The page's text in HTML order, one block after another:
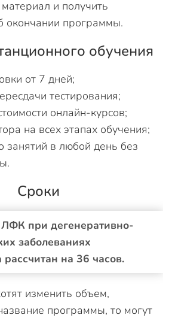
и получить
окончании программы.
обучения
от 7 дней;
тестирования;
онлайн-курсов;
на всех этапах обучения;
занятий в любой день без
Сроки
при дегенеративно-
заболеваниях
на 36 часов.
изменить объем,
программы, то могут